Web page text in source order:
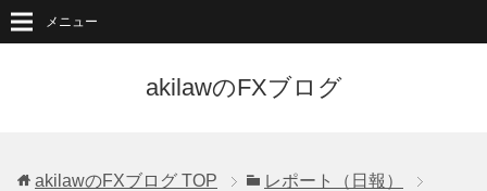
akilawのFXブログ
メニュー
akilawのFXブログ TOP レポート（日報）